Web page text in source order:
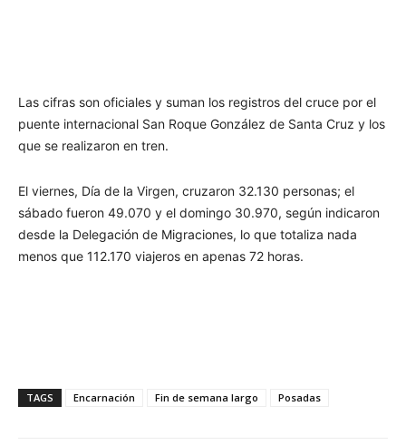
Las cifras son oficiales y suman los registros del cruce por el
puente internacional San Roque González de Santa Cruz y los
que se realizaron en tren.
El viernes, Día de la Virgen, cruzaron 32.130 personas; el
sábado fueron 49.070 y el domingo 30.970, según indicaron
desde la Delegación de Migraciones, lo que totaliza nada
menos que 112.170 viajeros en apenas 72 horas.
TAGS Encarnación Fin de semana largo Posadas